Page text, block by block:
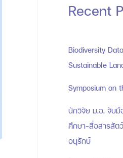
Recent
Biodiversity
Sustainable
Symposium on
นักวิจัย ม.อ. จับมื
ศึกษา-สื่อสารสัต
อนุรักษ์